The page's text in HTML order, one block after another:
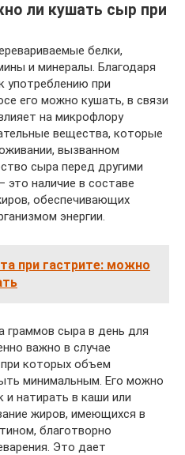
ли кушать сыр при
белки,
и минералы. Благодаря
употреблению при
его можно кушать, в связи
на микрофлору
вещества, которые
вызванном
сыра перед другими
это наличие в составе
обеспечивающих
энергии.
при гастрите: можно
граммов сыра в день для
важно в случае
которых объем
минимальным. Его можно
и натирать в каши или
жиров, имеющихся в
благотворно
Это дает